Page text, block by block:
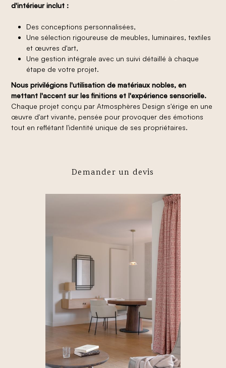
d'intérieur inclut :
Des conceptions personnalisées,
Une sélection rigoureuse de meubles, luminaires, textiles
et œuvres d'art,
Une gestion intégrale avec un suivi détaillé à chaque
étape de votre projet.
Nous privilégions l'utilisation de matériaux nobles, en
mettant l'accent sur les finitions et l'expérience sensorielle.
Chaque projet conçu par Atmosphères Design s'érige en une
œuvre d'art vivante, pensée pour provoquer des émotions
tout en reflétant l'identité unique de ses propriétaires.
Demander un devis